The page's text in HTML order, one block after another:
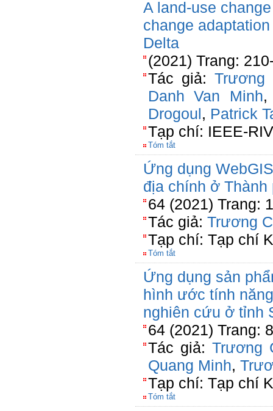
A land-use
change
Delta
(2021) Trang:
Tác giả: Trương
Danh Van Minh
Drogoul, Patrick
Tạp chí: IEEE-
Tóm tắt
Ứng dụng
địa chính ở Thành
64 (2021) Trang:
Tác giả: Trương
Tạp chí: Tạp chí
Tóm tắt
Ứng dụng sản
hình ước tính
nghiên cứu ở tỉnh
64 (2021) Trang:
Tác giả:Trương
Quang Minh,
Tạp chí: Tạp chí
Tóm tắt